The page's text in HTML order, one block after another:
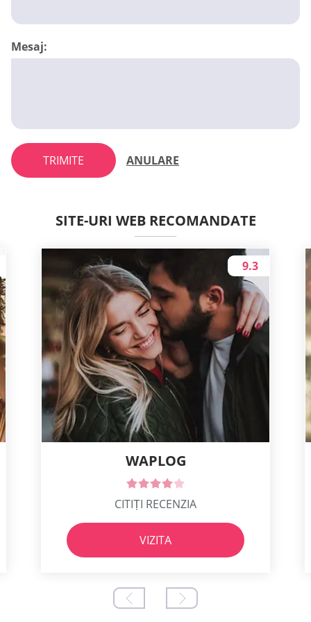
Mesaj:
TRIMITE ANULARE
SITE-URI WEB RECOMANDATE
WAPLOG
9.3
CITIȚI RECENZIA
VIZITA